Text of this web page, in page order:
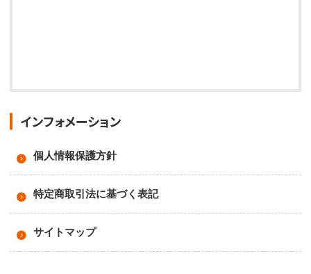
インフォメーション
個人情報保護方針
特定商取引法に基づく表記
サイトマップ